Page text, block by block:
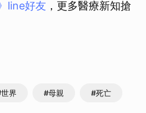
line好友 ，更多醫療新知搶
界 #母親 #死亡